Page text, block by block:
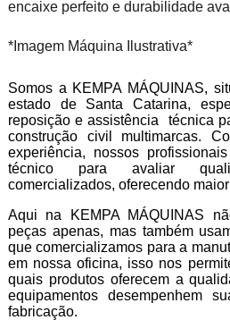
encaixe perfeito e durabilidade
*Imagem Máquina Ilustrativa*
Somos a KEMPA MÁQUINAS,
estado de Santa Catarina,
reposição e assistência técnica
construção civil multimarcas.
experiência, nossos
técnico para avaliar
comercializados, oferecendo
Aqui na KEMPA MÁQUINAS
peças apenas, mas também
que comercializamos para a
em nossa oficina, isso nos
quais produtos oferecem a
equipamentos desempenhem
fabricação.